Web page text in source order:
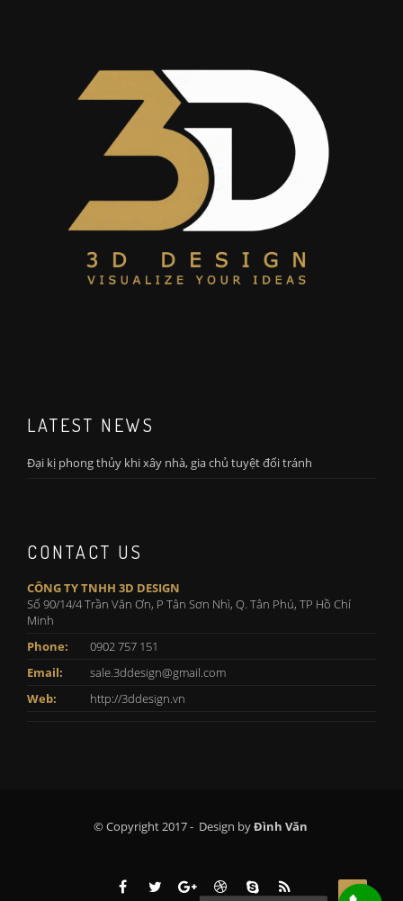
LATEST NEWS
Đại kị phong thủy khi xây nhà, gia chủ tuyệt đối tránh
CONTACT US
CÔNG TY TNHH 3D DESIGN
Số 90/14/4 Trần Văn Ơn, P Tân Sơn Nhì, Q. Tân Phú, TP Hồ Chí
Minh
Phone:
0902 757 151
Email:
sale.3ddesign@gmail.com
Web:
http://3ddesign.vn
© Copyright 2017 - Design byĐình Văn